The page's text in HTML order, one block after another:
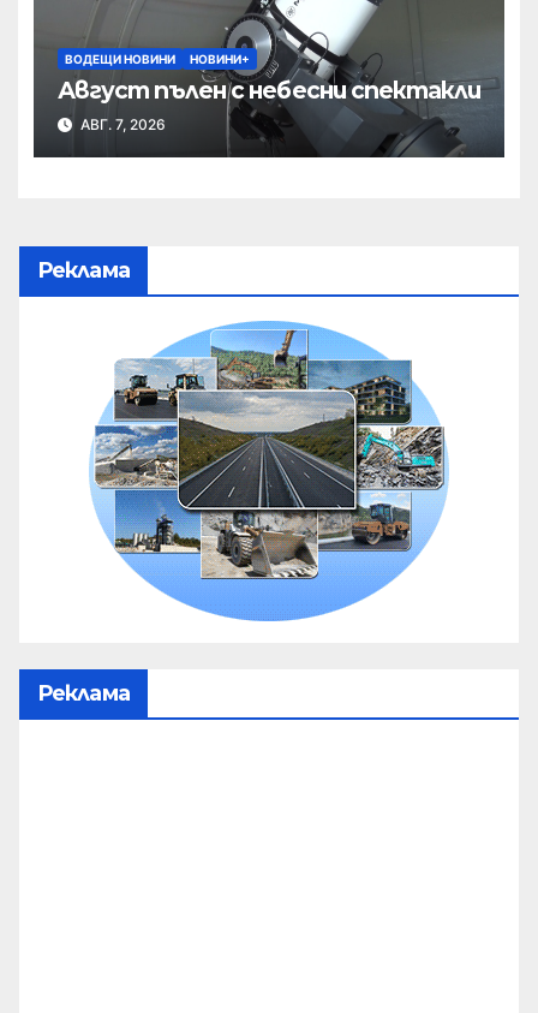
ВОДЕЩИ НОВИНИ НОВИНИ+
Август пълен с небесни спектакли
АВГ. 7, 2026
Реклама
Реклама